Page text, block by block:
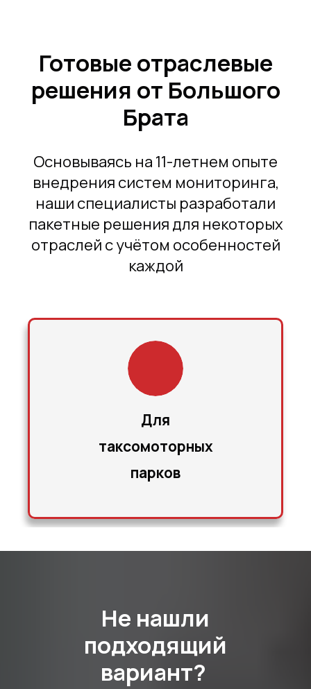
Готовые отраслевые
решения от Большого
Брата
Основываясь на 11-летнем опыте
внедрения систем мониторинга,
наши специалисты разработали
пакетные решения для некоторых
отраслей с учётом особенностей
каждой
Для
таксомоторных
парков
Не нашли
подходящий
вариант?